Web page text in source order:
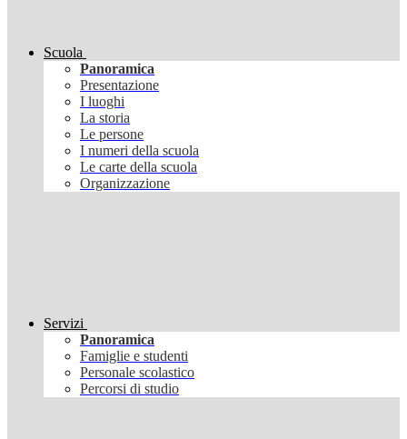
Scuola
Panoramica
Presentazione
I luoghi
La storia
Le persone
I numeri della scuola
Le carte della scuola
Organizzazione
Servizi
Panoramica
Famiglie e studenti
Personale scolastico
Percorsi di studio